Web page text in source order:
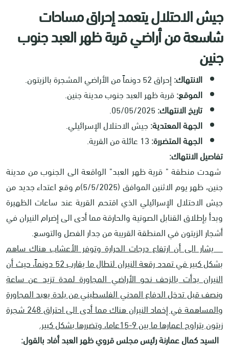
جيش الاحتلال يتعمد إحراق مساحات
شاسعة من أراضي قرية ظهر العبد جنوب
جنين
الانتهاك:إحراق 52 دونماً من الأراضي المشجرة بالزيتون.
الموقع:قرية ظهر العبد جنوب مدينة جنين.
تاريخ الانتهاك:05/05/2025.
الجهة المعتدية:جيش الاحتلال الإسرائيلي.
الجهة المتضررة:13 عائلة من القرية.
تفاصيل الانتهاك:
شهدت منطقة " قرية ظهر العبد" الواقعة الى الجنوب من مدينة
جنين، ظهر يوم الاثنين الموافق (5/5/2025)م وقع اعتداء جديد من
جيش الاحتلال الإسرائيلي الذي اقتحم القرية عند ساعات الظهيرة
وبدأ بإطلاق القنابل الصوتية والحارقة مما أدى الى إضرام النيران في
أشجار الزيتون في المنطقة القريبة من جدار الفصل والتوسع.
يشار الى أن ارتفاع درجات الحرارة وتوفر الأعشاب هناك ساهم
بشكل كبير في تمدد رقعة النيران لتطال ما يقارب 52 دونماً، حيث أن
النيران بدأت بالزحف نحو الأراضي المجاورة لمدة تزيد عن ساعة
ونصف قبل تدخل الدفاع المدني الفلسطيني من بلدة يعبد المجاورة
والمساهمة في إخماد النيران هناك مما أدى الى احتراق 248 شجرة
زيتون يتراوح اعمارها ما بين 9-15عاما، وتضررها بشكل كبير.
السيد كمال عمارنة رئيس مجلس قروي ظهر العبد أفاد بالقول: